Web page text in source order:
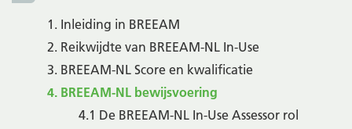
1. Inleiding in BREEAM
2. Reikwijdte van BREEAM-NL In-Use
3. BREEAM-NL Score en kwalificatie
4. BREEAM-NL bewijsvoering
4.1 De BREEAM-NL In-Use Assessor rol